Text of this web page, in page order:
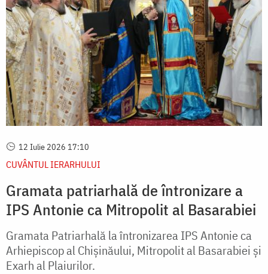
12 Iulie 2026 17:10
CUVÂNTUL IERARHULUI
Gramata patriarhală de întronizare a
IPS Antonie ca Mitropolit al Basarabiei
Gramata Patriarhală la întronizarea IPS Antonie ca
Arhiepiscop al Chişinăului, Mitropolit al Basarabiei şi
Exarh al Plaiurilor.